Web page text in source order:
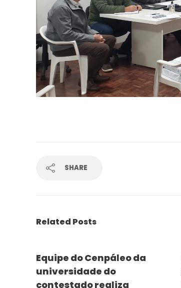
SHARE
Related Posts
Equipe do Cenpáleo da
universidade do
contestado realiza